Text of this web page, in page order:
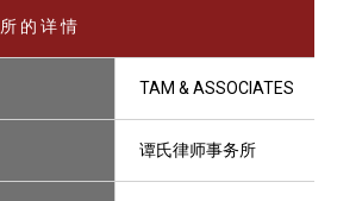
的 详 情
TAM & ASSOCIATES
谭氏律师事务所